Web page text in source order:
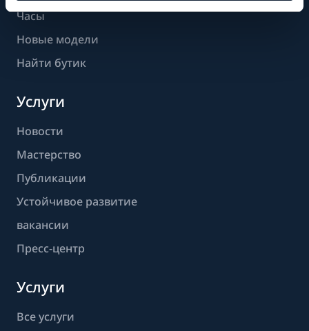
Часы
Новые модели
Найти бутик
Услуги
Новости
Мастерство
Публикации
Устойчивое развитие
вакансии
Пресс-центр
Услуги
Все услуги